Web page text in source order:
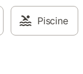
Piscine